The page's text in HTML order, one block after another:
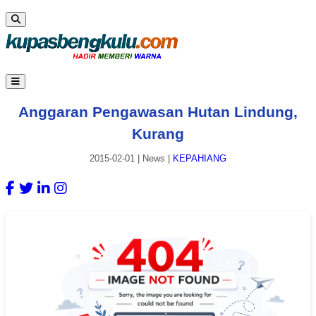
Anggaran Pengawasan Hutan Lindung,
Kurang
2015-02-01 News KEPAHIANG